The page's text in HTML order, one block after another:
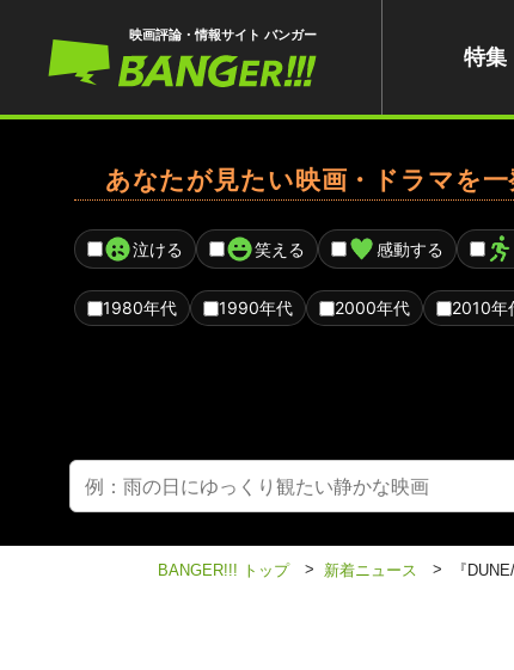
映画評論・情報サイト バンガー
特集
あなたが見たい映画・ドラマを一
泣ける 笑える 感動する
1980年代 1990年代 2000年代 2010年
BANGER!!! トップ > 新着ニュース > 『